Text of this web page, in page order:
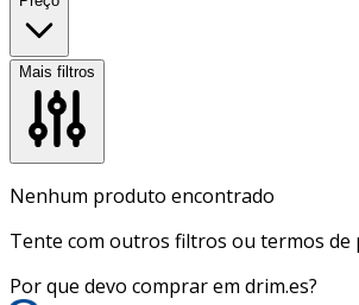
Mais filtros
Nenhum produto encontrado
Tente com outros filtros ou termos de
Por que devo comprar em drim.es?